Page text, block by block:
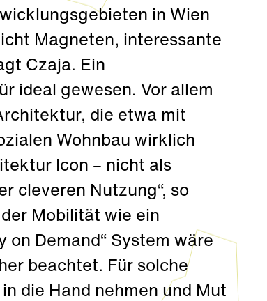
in Wien
Magneten, interessante
Czaja. Ein
ideal gewesen. Vor allem
die etwa mit
Wohnbau wirklich
Icon – nicht als
cleveren Nutzung“, so
Mobilität wie ein
on Demand“ System wäre
beachtet. Für solche
die Hand nehmen und Mut